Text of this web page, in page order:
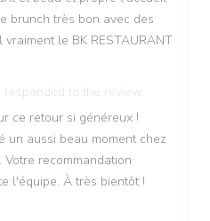
brunch très bon avec des
le BK RESTAURANT
responded to the review
ce retour si généreux !
un aussi beau moment chez
recommandation
l'équipe. À très bientôt !